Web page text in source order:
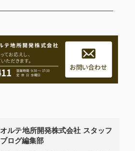
オルテ地所開発株式会社 スタッフ
ブログ編集部